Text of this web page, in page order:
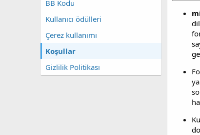
BB Kodu
Kullanıcı ödülleri
Çerez kullanımı
Koşullar
Gizlilik Politikası